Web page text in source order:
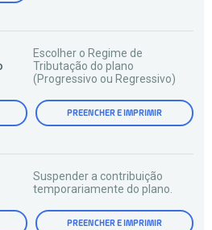
Escolher o Regime de
Tributação do plano
(Progressivo ou Regressivo)
PREENCHER E IMPRIMIR
Suspender a contribuição
temporariamente do plano.
PREENCHER E IMPRIMIR